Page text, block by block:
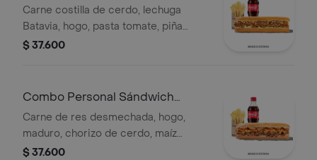
Pastor
Carne costilla de cerdo, lechuga
Batavia, hogo, pasta tomate, piña
calada asada, cebolla blanca, cilantro,
$ 37.600
Combo Personal Sándwich
Qumbia
Carne de res desmechada, hogo,
maduro, chorizo de cerdo, maíz
tierno, salsa Qbano, papas y bebida.
$ 37.600